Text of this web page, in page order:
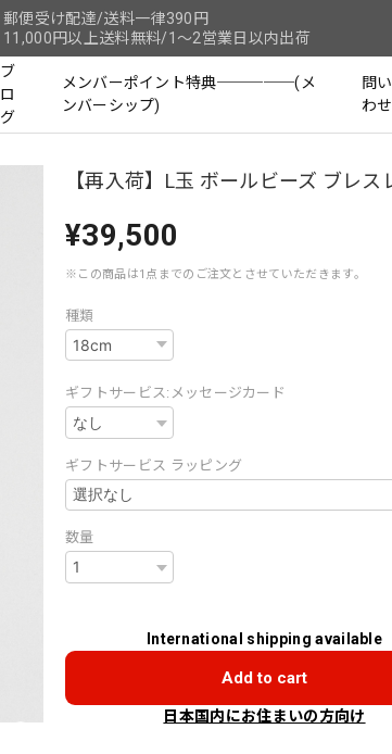
郵便受け配達/送料一律390円
11,000円以上送料無料/1～2営業日以内出荷
ブ
ロ
グ
メンバーポイント特典─────(メ
ンバーシップ)
問
わせ
【再入荷】L玉 ボールビーズ ブレス
¥39,500
※この商品は1点までのご注文とさせていただきます。
種類
ギフトサービス:メッセージカード
ギフトサービス ラッピング
数量
International shipping available
Add to cart
日本国内にお住まいの方向け